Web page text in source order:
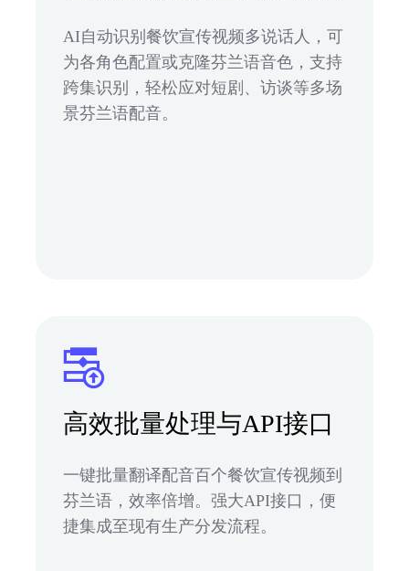
AI自动识别餐饮宣传视频多说话人，可
为各角色配置或克隆芬兰语音色，支持
跨集识别，轻松应对短剧、访谈等多场
景芬兰语配音。
高效批量处理与API接口
一键批量翻译配音百个餐饮宣传视频到
芬兰语，效率倍增。强大API接口，便
捷集成至现有生产分发流程。